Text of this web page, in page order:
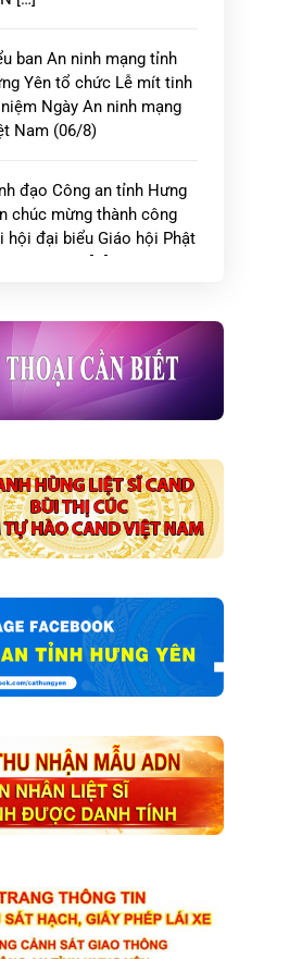
ban An ninh mạng tỉnh
Yên tổ chức Lễ mít tinh
Ngày An ninh mạng
Nam (06/8)
đạo Công an tỉnh Hưng
chúc mừng thành công
hội đại biểu Giáo hội Phật
Việt Nam […]